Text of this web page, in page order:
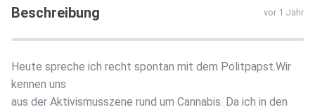
Beschreibung vor 1 Jahr
Heute spreche ich recht spontan mit dem Politpapst.Wir
kennen uns
aus der Aktivismusszene rund um Cannabis. Da ich in den